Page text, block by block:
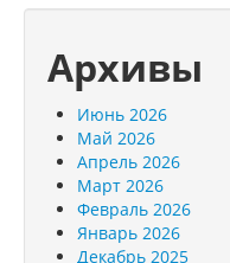
Архивы
Июнь 2026
Май 2026
Апрель 2026
Март 2026
Февраль 2026
Январь 2026
Декабрь 2025